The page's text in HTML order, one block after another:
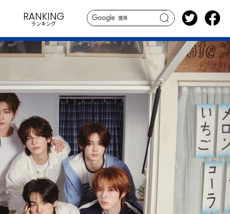
search
RANKING
ランキング